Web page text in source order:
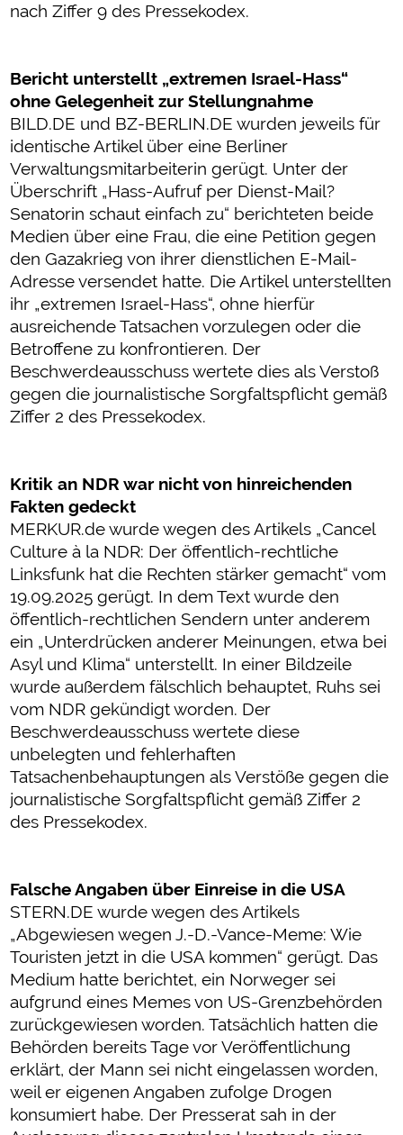
nach Ziffer 9 des Pressekodex.
Bericht unterstellt „extremen Israel-Hass“
ohne Gelegenheit zur Stellungnahme
BILD.DE und BZ-BERLIN.DE wurden jeweils für
identische Artikel über eine Berliner
Verwaltungsmitarbeiterin gerügt. Unter der
Überschrift „Hass-Aufruf per Dienst-Mail?
Senatorin schaut einfach zu“ berichteten beide
Medien über eine Frau, die eine Petition gegen
den Gazakrieg von ihrer dienstlichen E-Mail-
Adresse versendet hatte. Die Artikel unterstellten
ihr „extremen Israel-Hass“, ohne hierfür
ausreichende Tatsachen vorzulegen oder die
Betroffene zu konfrontieren. Der
Beschwerdeausschuss wertete dies als Verstoß
gegen die journalistische Sorgfaltspflicht gemäß
Ziffer 2 des Pressekodex.
Kritik an NDR war nicht von hinreichenden
Fakten gedeckt
MERKUR.de wurde wegen des Artikels „Cancel
Culture à la NDR: Der öffentlich-rechtliche
Linksfunk hat die Rechten stärker gemacht“ vom
19.09.2025 gerügt. In dem Text wurde den
öffentlich-rechtlichen Sendern unter anderem
ein „Unterdrücken anderer Meinungen, etwa bei
Asyl und Klima“ unterstellt. In einer Bildzeile
wurde außerdem fälschlich behauptet, Ruhs sei
vom NDR gekündigt worden. Der
Beschwerdeausschuss wertete diese
unbelegten und fehlerhaften
Tatsachenbehauptungen als Verstöße gegen die
journalistische Sorgfaltspflicht gemäß Ziffer 2
des Pressekodex.
Falsche Angaben über Einreise in die USA
STERN.DE wurde wegen des Artikels
„Abgewiesen wegen J.-D.-Vance-Meme: Wie
Touristen jetzt in die USA kommen“ gerügt. Das
Medium hatte berichtet, ein Norweger sei
aufgrund eines Memes von US-Grenzbehörden
zurückgewiesen worden. Tatsächlich hatten die
Behörden bereits Tage vor Veröffentlichung
erklärt, der Mann sei nicht eingelassen worden,
weil er eigenen Angaben zufolge Drogen
konsumiert habe. Der Presserat sah in der